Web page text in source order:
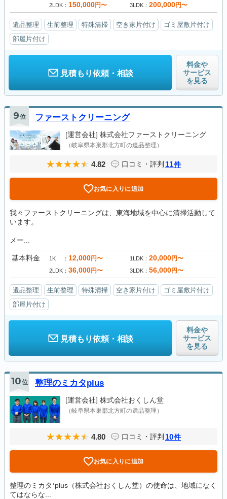
2LDK 150,000円〜 3LDK 200,000円〜
遺品整理 生前整理 特殊清掃 空き家片付け
ゴミ屋敷片付け
部屋片付け
見積もり依頼・相談
料金や
サービス
を見る
9位 ファーストクリーニング
[運営会社] 株式会社ファーストクリーニング
（岐阜県本巣郡北方町の遺品整理）
4.82 口コミ・評判 11件
お気に入りに追加
我々ファーストクリーニングは、東海地域を中心に清掃活動して
います。
メー...
基本料金 1K 12,000円〜 1LDK 20,000円〜
2LDK 36,000円〜 3LDK 56,000円〜
遺品整理 生前整理 特殊清掃 空き家片付け
ゴミ屋敷片付け
部屋片付け
見積もり依頼・相談
料金や
サービス
を見る
10位 整理のミカタplus
[運営会社] 株式会社おくしん堂
（岐阜県本巣郡北方町の遺品整理）
4.80 口コミ・評判 10件
お気に入りに追加
整理のミカタ⁺plus（株式会社おくしん堂）の使命は、地域になく
てはならな...